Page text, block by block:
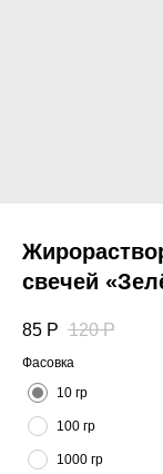
свечей
85 Р 120 Р
Фасовка
10 гр
100 гр
1000 гр